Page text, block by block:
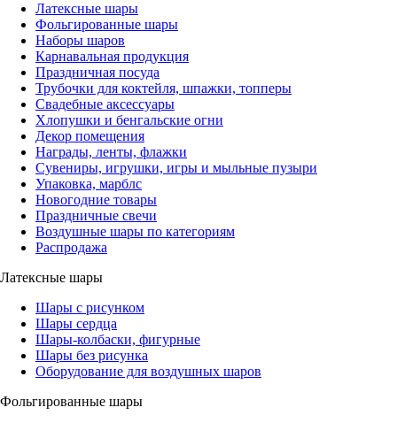
Латексные шары
Фольгированные шары
Наборы шаров
Карнавальная продукция
Праздничная посуда
Трубочки для коктейля, шпажки, топперы
Свадебные аксессуары
Хлопушки и бенгальские огни
Декор помещения
Награды, ленты, флажки
Сувениры, игрушки, игры и мыльные пузыри
Упаковка, марблс
Новогодние товары
Праздничные свечи
Воздушные шары по категориям
Распродажа
Латексные шары
Шары с рисунком
Шары сердца
Шары-колбаски, фигурные
Шары без рисунка
Оборудование для воздушных шаров
Фольгированные шары